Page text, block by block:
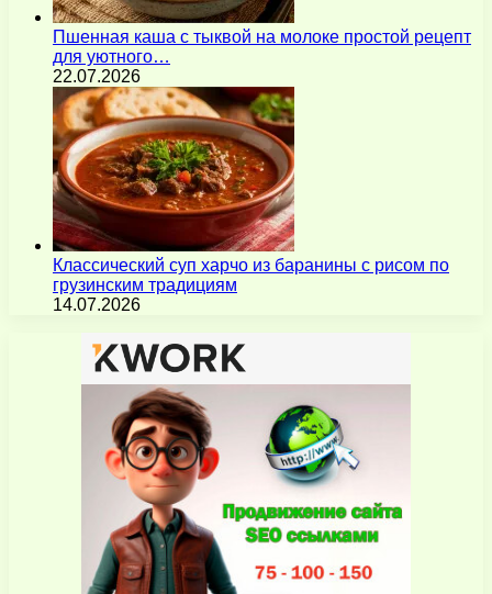
Пшенная каша с тыквой на молоке простой рецепт
для уютного…
22.07.2026
Классический суп харчо из баранины с рисом по
грузинским традициям
14.07.2026